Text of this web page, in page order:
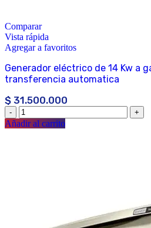
Comparar
Vista rápida
Agregar a favoritos
Generador eléctrico de 14 Kw a
transferencia automatica
$ 31.500.000
Añadir al carrito